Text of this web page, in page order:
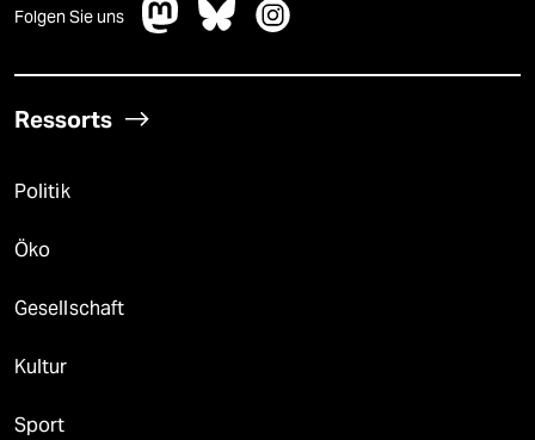
Folgen Sie uns
Ressorts
Politik
Öko
Gesellschaft
Kultur
Sport